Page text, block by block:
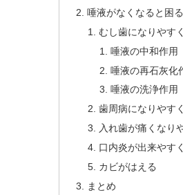
唾液がなくなると困
むし歯になりやす
唾液の中和作用
唾液の再石灰化
唾液の洗浄作用
歯周病になりやす
入れ歯が痛くなり
口内炎が出来やす
カビがはえる
まとめ